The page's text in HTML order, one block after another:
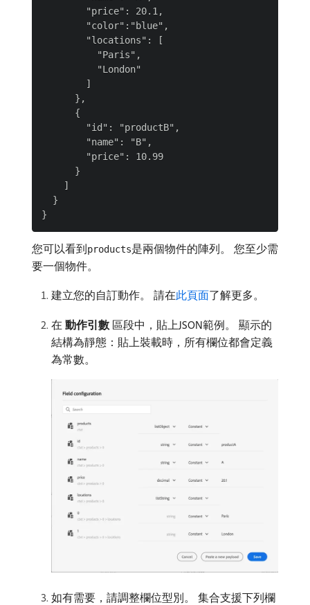
        "price": 20.1,
        "color":"blue",
        "locations": [
          "Paris",
          "London"
        ]
      },
      {
        "id": "productB",
        "name": "B",
        "price": 10.99
      }
    ]
  }
您可以看到products是兩個物件的陣列。 您至少需
要一個物件。
建立您的自訂動作。 請在此頁面了解更多。
在​ 動作引數 ​區段中，貼上JSON範例。 顯示的
結構為靜態：貼上裝載時，所有欄位都會定義
為常數。
如有需要，請調整欄位型別。 集合支援下列欄